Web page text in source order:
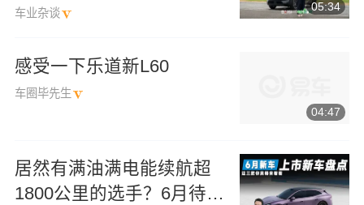
车业杂谈
05:34
感受一下乐道新L60
车圈毕先生
04:47
居然有满油满电能续航超
1800公里的选手？6月待上